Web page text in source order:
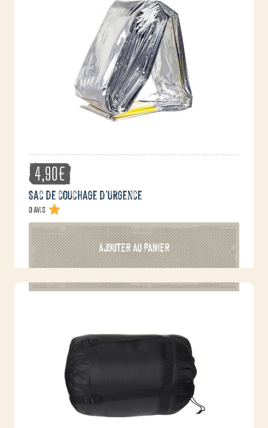
4,90€
Sac de couchage d’urgence
0 avis
AJOUTER AU PANIER